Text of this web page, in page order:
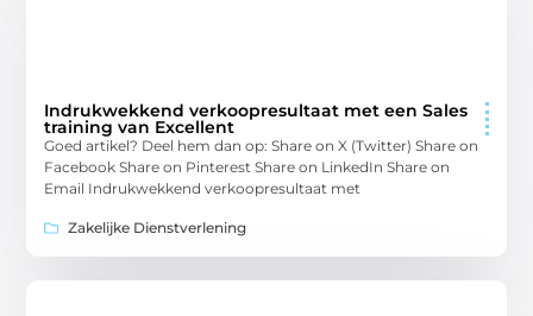
Indrukwekkend verkoopresultaat met een Sales
training van Excellent
Goed artikel? Deel hem dan op: Share on X (Twitter) Share on
Facebook Share on Pinterest Share on LinkedIn Share on
Email Indrukwekkend verkoopresultaat met
Zakelijke Dienstverlening